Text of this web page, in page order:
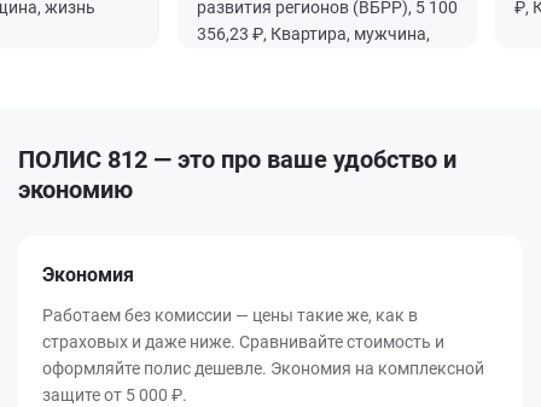
жизнь
развития регионов (ВБРР), 5 100
356,23 ₽, Квартира, мужчина,
₽,
жизнь
развития регионов (ВБРР), 5 100
356,23 ₽, Квартира, мужчина,
₽,
жизнь
развития регионов (ВБРР), 5 100
356,23 ₽, Квартира, мужчина,
₽,
жизнь
развития регионов (ВБРР), 5 100
356,23 ₽, Квартира, мужчина,
₽,
ПОЛИС 812 — это про ваше удобство и
экономию
Экономия
Работаем без комиссии — цены такие же, как в
страховых и даже ниже. Сравнивайте стоимость и
оформляйте полис дешевле. Экономия на комплексной
защите от 5 000 ₽.